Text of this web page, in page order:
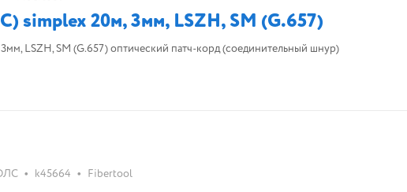
simplex 20м, 3мм, LSZH, SM (G.657)
FBT LC(UPC)-SC(APC) simplex 20м, 3мм, LSZH, SM (G.657) оптический патч-корд (соединительный шнур)
• k45664 • Fibertool